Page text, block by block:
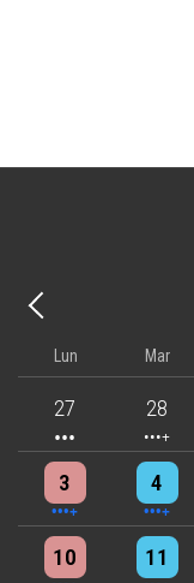
Precedente - Mese
Lun Mar
27
3 events 28
4 events
3
4 events 4
4 events
10
5 events 11
7 events